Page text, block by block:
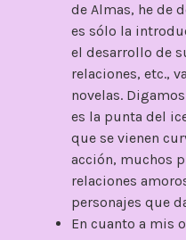
de Almas, he de
es sólo la
el desarrollo de
relaciones, etc.,
novelas.
es la punta del
que se vienen
acción, muchos
relaciones
personajes que
En cuanto a mis